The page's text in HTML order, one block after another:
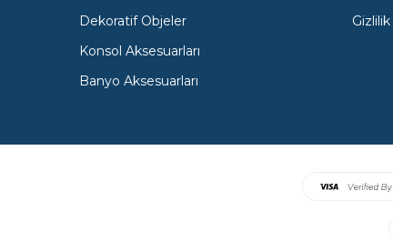
Dekoratif Objeler
Konsol Aksesuarları
Banyo Aksesuarları